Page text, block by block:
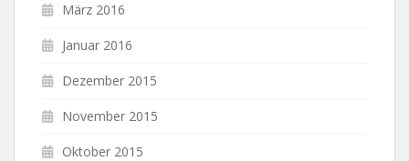
März 2016
Januar 2016
Dezember 2015
November 2015
Oktober 2015